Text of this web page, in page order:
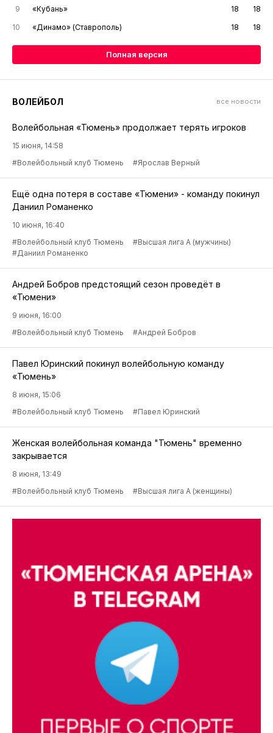
9
«Кубань» 18
18
10
«Динамо» (Ставрополь) 18 18
Полная версия
ВОЛЕЙБОЛ все новости
Волейбольная «Тюмень» продолжает терять игроков
15 июня, 14:58
#Волейбольный клуб Тюмень
#Ярослав Верный
Ещё одна потеря в составе «Тюмени» - команду покинул
Даниил Романенко
10 июня, 16:40
#Волейбольный клуб Тюмень
#Высшая лига А (мужчины)
#Даниил Романенко
Андрей Бобров предстоящий сезон проведёт в
«Тюмени»
9 июня, 16:00
#Волейбольный клуб Тюмень
#Андрей Бобров
Павел Юринский покинул волейбольную команду
«Тюмень»
8 июня, 15:06
#Волейбольный клуб Тюмень
#Павел Юринский
Женская волейбольная команда "Тюмень" временно
закрывается
8 июня, 13:49
#Волейбольный клуб Тюмень
#Высшая лига А (женщины)